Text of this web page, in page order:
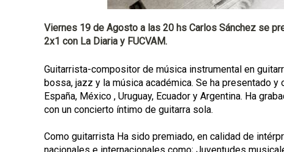
Viernes 19 de Agosto a las 20 hs Carlos Sánchez se
2x1 con La Diaria y FUCVAM.
Guitarrista-compositor de música instrumental en
bossa, jazz y la música académica. Se ha presentado
España, México , Uruguay, Ecuador y Argentina. Ha
con un concierto íntimo de guitarra sola.
Como guitarrista Ha sido premiado, en calidad de